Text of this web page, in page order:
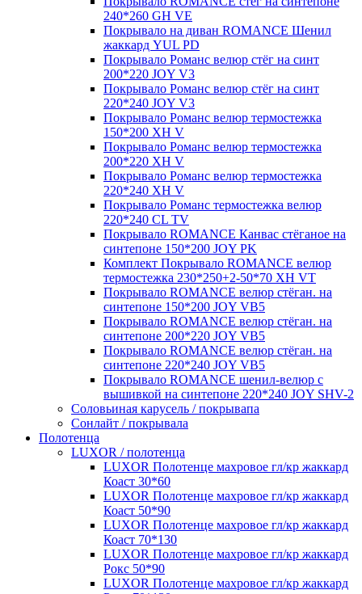
240*260 GH VE
Покрывало на диван ROMANCE Шенил
жаккард YUL PD
Покрывало Романс велюр стёг на синт
200*220 JOY V3
Покрывало Романс велюр стёг на синт
220*240 JOY V3
Покрывало Романс велюр термостежка
150*200 XH V
Покрывало Романс велюр термостежка
200*220 XH V
Покрывало Романс велюр термостежка
220*240 XH V
Покрывало Романс термостежка велюр
220*240 CL TV
Покрывало ROMANCE Канвас стёганое на
синтепоне 150*200 JOY PK
Комплект Покрывало ROMANCE велюр
термостежка 230*250+2-50*70 XH VT
Покрывало ROMANCE велюр стёган. на
синтепоне 150*200 JOY VB5
Покрывало ROMANCE велюр стёган. на
синтепоне 200*220 JOY VB5
Покрывало ROMANCE велюр стёган. на
синтепоне 220*240 JOY VB5
Покрывало ROMANCE шенил-велюр с
вышивкой на синтепоне 220*240 JOY SHV-2
Соловьиная карусель / покрывапа
Сонлайт / покрывала
Полотенца
LUXOR / полотенца
LUXOR Полотенце махровое гл/кр жаккард
Коаст 30*60
LUXOR Полотенце махровое гл/кр жаккард
Коаст 50*90
LUXOR Полотенце махровое гл/кр жаккард
Коаст 70*130
LUXOR Полотенце махровое гл/кр жаккард
Рокс 50*90
LUXOR Полотенце махровое гл/кр жаккард